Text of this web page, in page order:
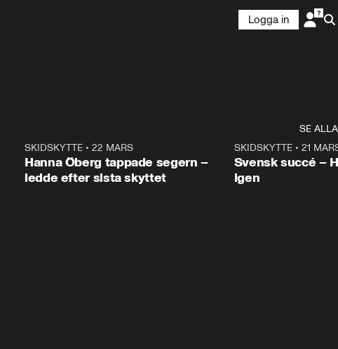
Logga in
SE ALLA
SKIDSKYTTE• 22 MARS
Hanna Öberg tappade segern –
ledde efter sista skyttet
SKIDSKYTTE• 21
Svensk succé –
igen